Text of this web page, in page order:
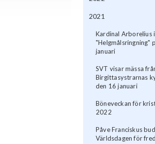
2021
Kardinal Arborelius i
"Helgmålsringning"
januari
SVT visar mässa
Birgittasystrarnas
den 16 januari
Böneveckan för
2022
Påve Franciskus
Världsdagen för